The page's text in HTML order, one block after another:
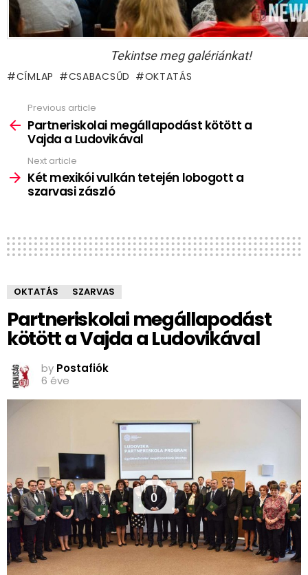
Tekintse meg galériánkat!
CÍMLAP CSABACSŰD OKTATÁS
more
Previous article
Partneriskolai megállapodást kötött a
Vajda a Ludovikával
Next article
Két mexikói vulkán tetején lobogott a
szarvasi zászló
OKTATÁS SZARVAS
Partneriskolai megállapodást
kötött a Vajda a Ludovikával
by Postafiók
6 éve
0